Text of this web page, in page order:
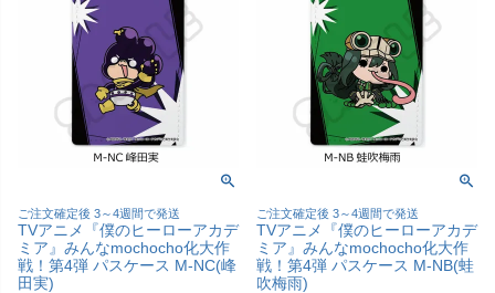
ご注文確定後 3～4週間で発送
TVアニメ『僕のヒーローアカデ
ミア』みんなmochocho化大作
戦！第4弾 パスケース M-NC(峰
田実)
ご注文確定後 3～4週間で発送
TVアニメ『僕のヒーローアカデ
ミア』みんなmochocho化大作
戦！第4弾 パスケース M-NB(蛙
吹梅雨)